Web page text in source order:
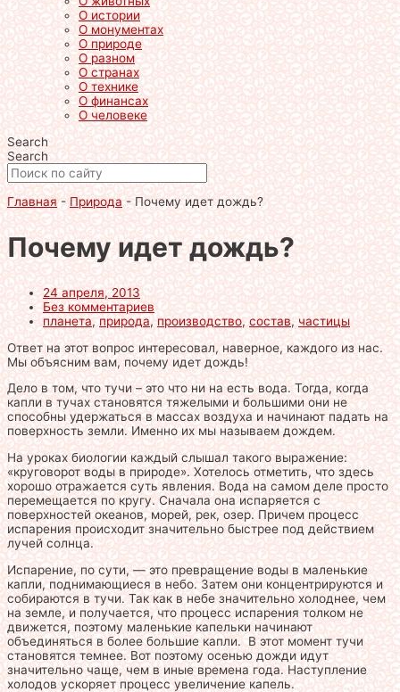
О истории
О монументах
О природе
О разном
О странах
О технике
О финансах
О человеке
Search
Search
Главная-Природа-Почему идет дождь?
Почему идет дождь?
24 апреля, 2013
Без комментариев
планета,природа,производство,состав,частицы
Ответ на этот вопрос интересовал, наверное, каждого из нас.
Мы объясним вам, почему идет дождь!
Дело в том, что тучи – это что ни на есть вода. Тогда, когда
капли в тучах становятся тяжелыми и большими они не
способны удержаться в массах воздуха и начинают падать на
поверхность земли. Именно их мы называем дождем.
На уроках биологии каждый слышал такого выражение:
«круговорот воды в природе». Хотелось отметить, что здесь
хорошо отражается суть явления. Вода на самом деле просто
перемещается по кругу. Сначала она испаряется с
поверхностей океанов, морей, рек, озер. Причем процесс
испарения происходит значительно быстрее под действием
лучей солнца.
Испарение, по сути, — это превращение воды в маленькие
капли, поднимающиеся в небо. Затем они концентрируются и
собираются в тучи. Так как в небе значительно холоднее, чем
на земле, и получается, что процесс испарения толком не
движется, поэтому маленькие капельки начинают
объединяться в более большие капли. В этот момент тучи
становятся темнее. Вот поэтому осенью дожди идут
значительно чаще, чем в иные времена года. Наступление
холодов ускоряет процесс увеличение капель.